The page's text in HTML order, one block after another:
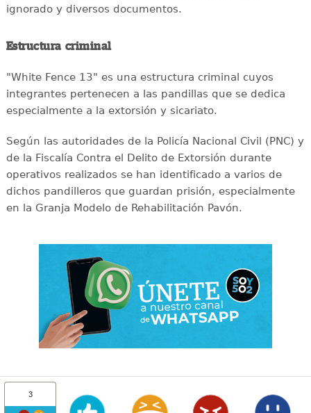
ignorado y diversos documentos.
Estructura criminal
"White Fence 13" es una estructura criminal cuyos
integrantes pertenecen a las pandillas que se dedica
especialmente a la extorsión y sicariato.
Según las autoridades de la Policía Nacional Civil (PNC) y
de la Fiscalía Contra el Delito de Extorsión durante
operativos realizados se han identificado a varios de
dichos pandilleros que guardan prisión, especialmente
en la Granja Modelo de Rehabilitación Pavón.
3